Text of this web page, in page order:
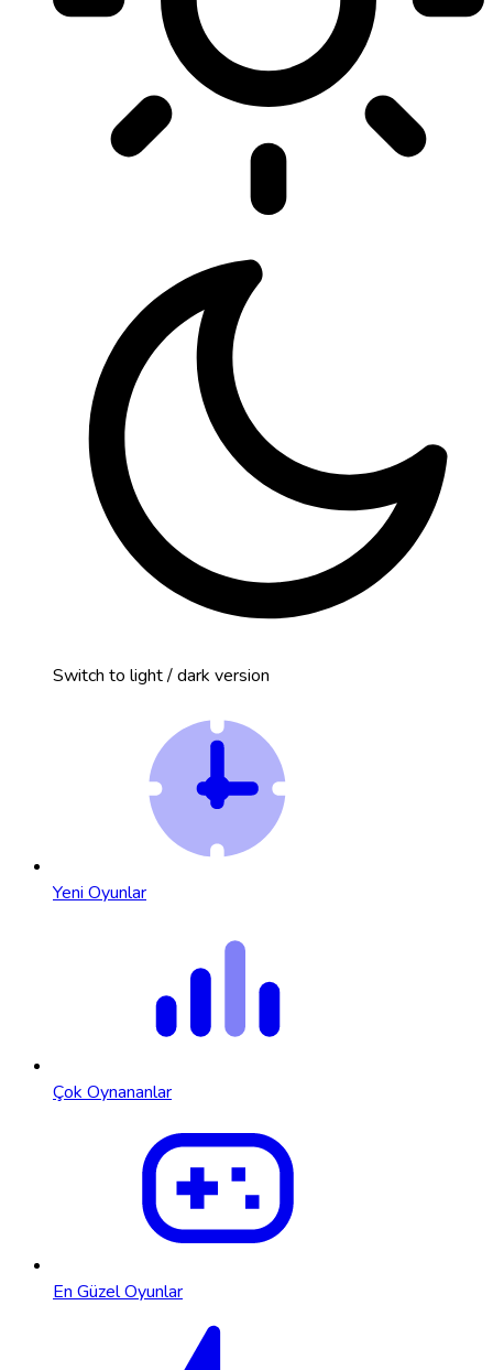
Switch to light / dark version
Yeni Oyunlar
Çok Oynananlar
En Güzel Oyunlar